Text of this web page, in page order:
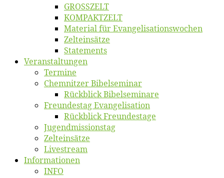
GROSSZELT
KOMPAKTZELT
Ma­te­ri­al für Evangelisationswochen
Zelt­ein­sät­ze
State­ments
Ver­an­stal­tun­gen
Ter­mi­ne
Chemnit­zer Bibelseminar
Rück­blick Bibelseminare
Freun­des­tag Evangelisation
Rück­blick Freundestage
Jugend­mis­sions­tag
Zelt­ein­sät­ze
Live­stream
Informatio­nen
INFO